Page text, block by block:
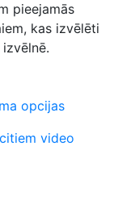
pieejamās
kas izvēlēti
opcijas
video